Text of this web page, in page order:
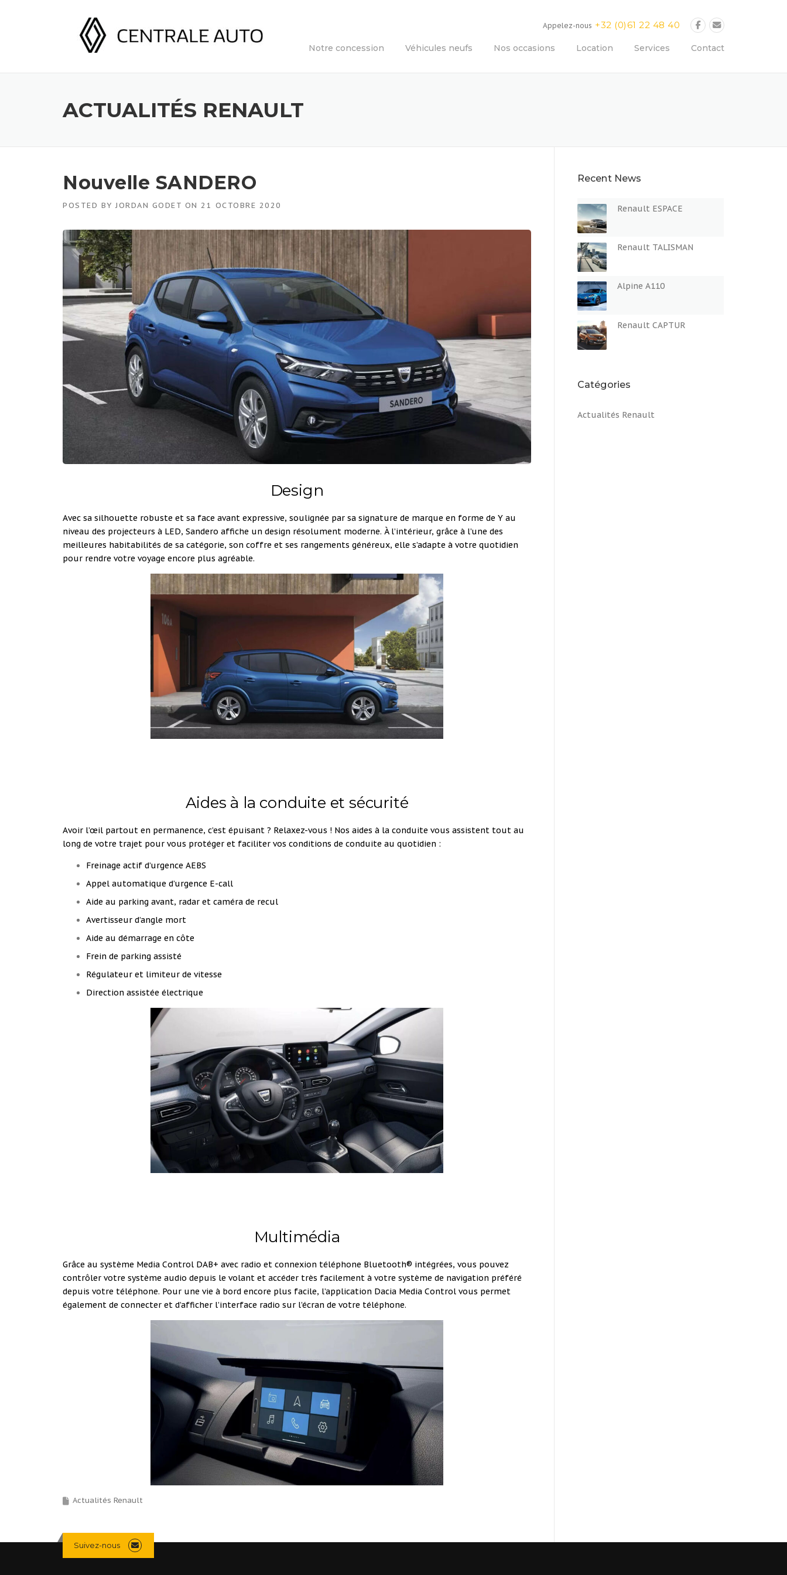
Appelez-nous +32 (0)61 22 48 40
Notre concession Véhicules neufs Nos occasions Location Services Contact
ACTUALITÉS RENAULT
Nouvelle SANDERO
POSTED BYJORDAN GODET ON 21 OCTOBRE 2020
Design
Avec sa silhouette robuste et sa face avant expressive, soulignée par sa signature de marque en forme de Y au
niveau des projecteurs à LED, Sandero affiche un design résolument moderne. À l’intérieur, grâce à l’une des
meilleures habitabilités de sa catégorie, son coffre et ses rangements généreux, elle s’adapte à votre quotidien
pour rendre votre voyage encore plus agréable.
Aides à la conduite et sécurité
Avoir l’œil partout en permanence, c’est épuisant ? Relaxez-vous ! Nos aides à la conduite vous assistent tout au
long de votre trajet pour vous protéger et faciliter vos conditions de conduite au quotidien :
Freinage actif d’urgence AEBS
Appel automatique d’urgence E-call
Aide au parking avant, radar et caméra de recul
Avertisseur d’angle mort
Aide au démarrage en côte
Frein de parking assisté
Régulateur et limiteur de vitesse
Direction assistée électrique
Multimédia
Grâce au système Media Control DAB+ avec radio et connexion téléphone Bluetooth® intégrées, vous pouvez
contrôler votre système audio depuis le volant et accéder très facilement à votre système de navigation préféré
depuis votre téléphone. Pour une vie à bord encore plus facile, l’application Dacia Media Control vous permet
également de connecter et d’afficher l’interface radio sur l’écran de votre téléphone.
Actualités Renault
Recent News
Renault ESPACE
Renault TALISMAN
Alpine A110
Renault CAPTUR
Catégories
Actualités Renault
Suivez-nous